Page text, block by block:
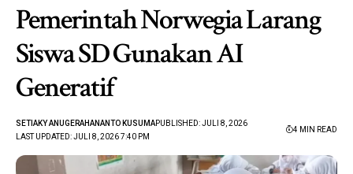
Pemerintah Norwegia Larang
Siswa SD Gunakan AI
Generatif
LAST UPDATED: JULI 8, 2026 7:40 PM
SETIAKY ANUGERAHANANTO KUSUMAPUBLISHED: JULI 8, 2026
4 MIN READ